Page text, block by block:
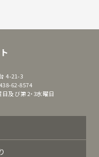
4-21-3
62-8574
及び第2・3水曜日